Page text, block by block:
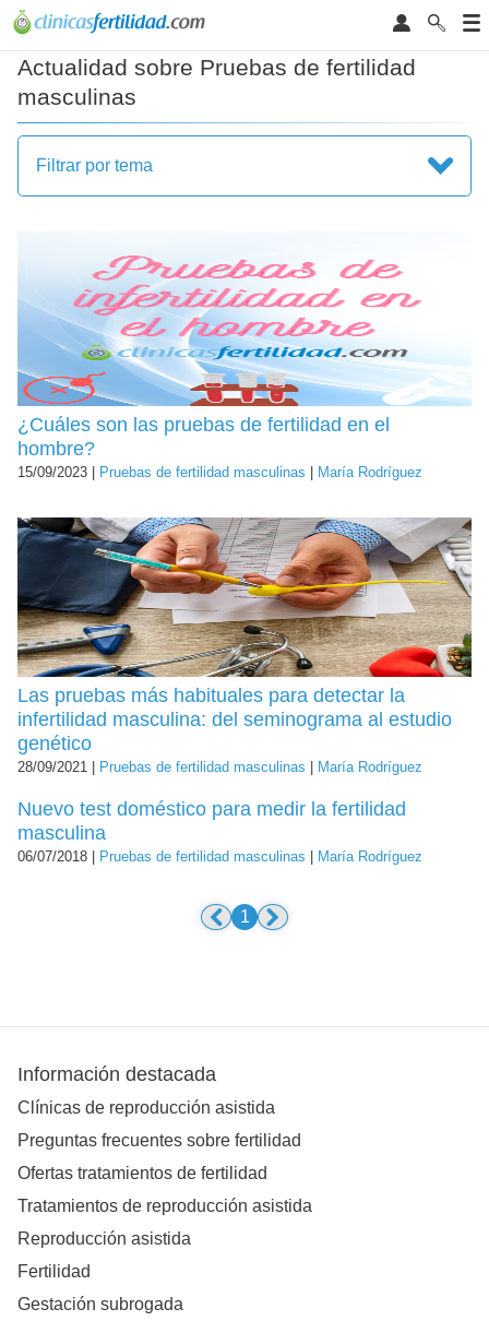
Actualidad sobre Pruebas de fertilidad
masculinas
Filtrar por tema
¿Cuáles son las pruebas de fertilidad en el
hombre?
15/09/2023 | Pruebas de fertilidad masculinas María Rodríguez
Las pruebas más habituales para detectar la
infertilidad masculina: del seminograma al estudio
genético
28/09/2021 | Pruebas de fertilidad masculinas María Rodríguez
Nuevo test doméstico para medir la fertilidad
masculina
06/07/2018 | Pruebas de fertilidad masculinas María Rodríguez
1
Información destacada
Clínicas de reproducción asistida
Preguntas frecuentes sobre fertilidad
Ofertas tratamientos de fertilidad
Tratamientos de reproducción asistida
Reproducción asistida
Fertilidad
Gestación subrogada